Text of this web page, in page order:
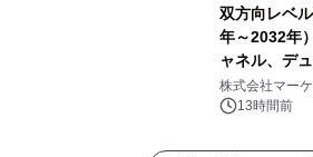
双方向レベ
年～2032年
ャネル、デ
ャネル）・
株式会社マー
13時間前